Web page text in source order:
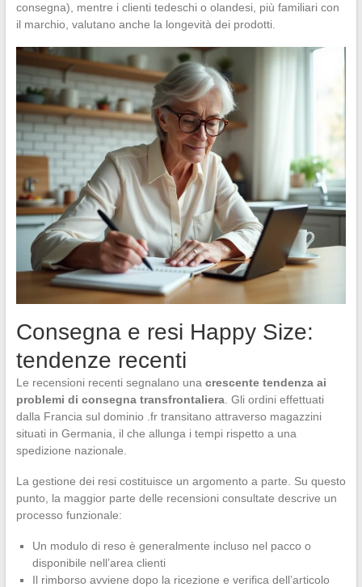
consegna), mentre i clienti tedeschi o olandesi, più familiari con
il marchio, valutano anche la longevità dei prodotti.
Consegna e resi Happy Size:
tendenze recenti
Le recensioni recenti segnalano una crescente tendenza ai
problemi di consegna transfrontaliera. Gli ordini effettuati
dalla Francia sul dominio .fr transitano attraverso magazzini
situati in Germania, il che allunga i tempi rispetto a una
spedizione nazionale.
La gestione dei resi costituisce un argomento a parte. Su questo
punto, la maggior parte delle recensioni consultate descrive un
processo funzionale:
Un modulo di reso è generalmente incluso nel pacco o
disponibile nell’area clienti
Il rimborso avviene dopo la ricezione e verifica dell’articolo